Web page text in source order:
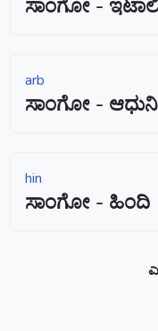
ಸಾಂಗೋ -
arb
ಸಾಂಗೋ -
hin
ಸಾಂಗೋ - ಹಿಂದಿ